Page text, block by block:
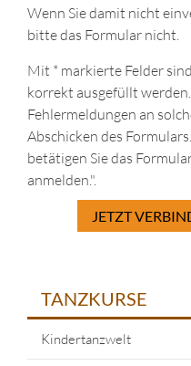
Wenn Sie damit nicht
bitte das Formular nicht.
Mit * markierte Felder
korrekt ausgefüllt
Fehlermeldungen an
Abschicken des
betätigen Sie das
anmelden.".
JETZT
TANZKURSE
Kindertanzwelt